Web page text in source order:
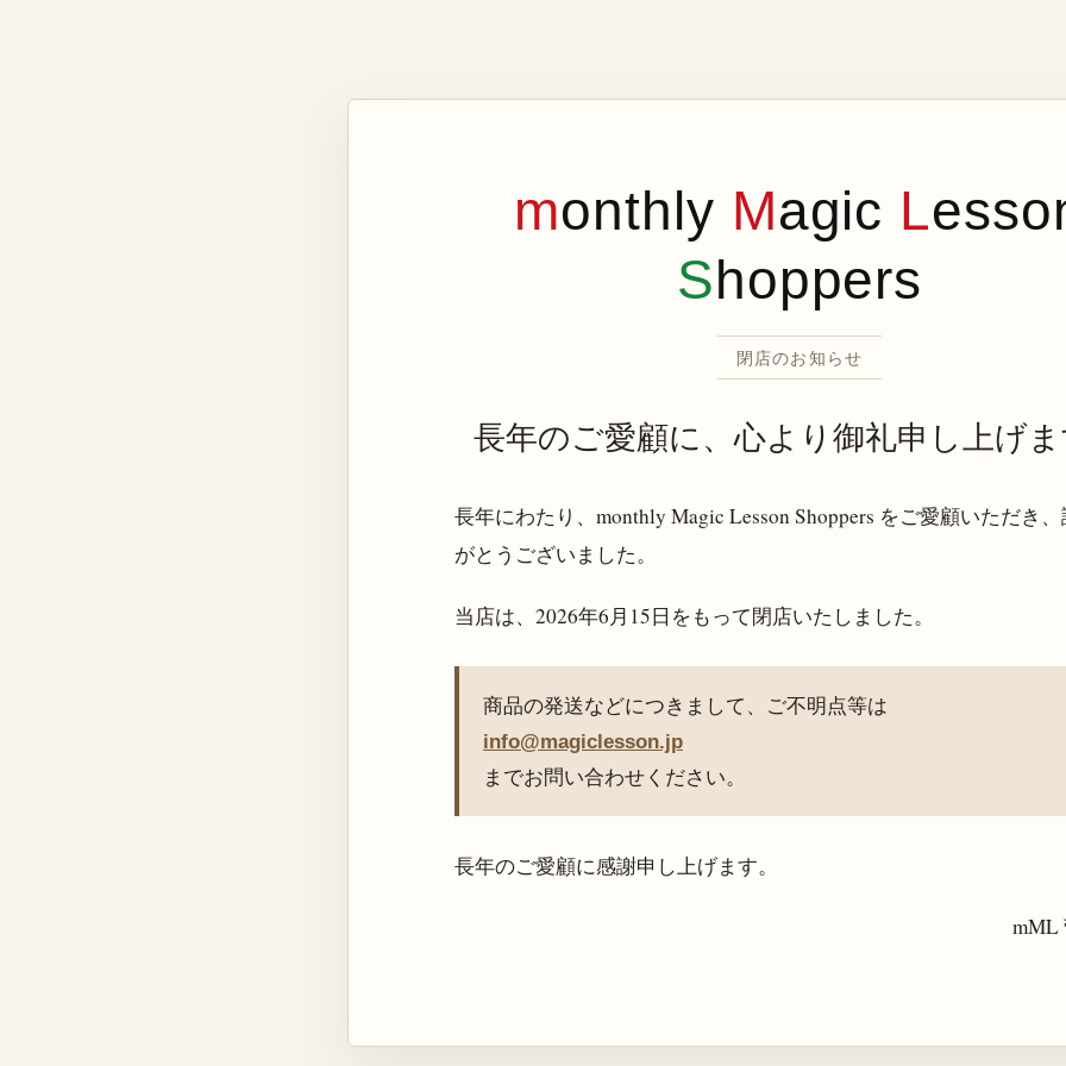
monthly Magic L
Shoppers
閉店のお知らせ
長年のご愛顧に、心より御礼申し上げ
長年にわたり、monthly Magic Lesson Shoppers をご愛顧いただき
がとうございました。
当店は、 2026年6月15日 をもって閉店いたしました。
商品の発送などにつきまして、ご不明点等は
info@magiclesson.jp
までお問い合わせください。
長年のご愛顧に感謝申し上げます。
mML